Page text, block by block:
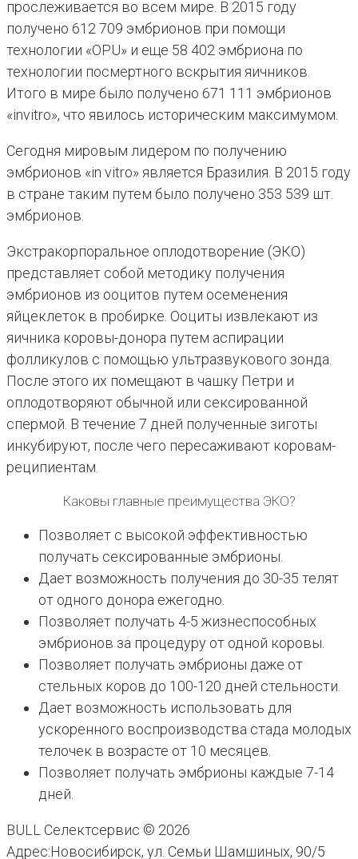
прослеживается во всем мире. В 2015 году
получено 612 709 эмбрионов при помощи
технологии «OPU» и еще 58 402 эмбриона по
технологии посмертного вскрытия яичников.
Итого в мире было получено 671 111 эмбрионов
«invitro», что явилось историческим максимумом.
Сегодня мировым лидером по получению
эмбрионов «in vitro» является Бразилия. В 2015 году
в стране таким путем было получено 353 539 шт.
эмбрионов.
Экстракорпоральное оплодотворение (ЭКО)
представляет собой методику получения
эмбрионов из ооцитов путем осеменения
яйцеклеток в пробирке. Ооциты извлекают из
яичника коровы-донора путем аспирации
фолликулов с помощью ультразвукового зонда.
После этого их помещают в чашку Петри и
оплодотворяют обычной или сексированной
спермой. В течение 7 дней полученные зиготы
инкубируют, после чего пересаживают коровам-
реципиентам.
Каковы главные преимущества ЭКО?
Позволяет с высокой эффективностью
получать сексированные эмбрионы.
Дает возможность получения до 30-35 телят
от одного донора ежегодно.
Позволяет получать 4-5 жизнеспособных
эмбрионов за процедуру от одной коровы.
Позволяет получать эмбрионы даже от
стельных коров до 100-120 дней стельности.
Дает возможность использовать для
ускоренного воспроизводства стада молодых
телочек в возрасте от 10 месяцев.
Позволяет получать эмбрионы каждые 7-14
дней.
BULL Селектсервис © 2026
Адрес:Новосибирск, ул. Семьи Шамшиных, 90/5